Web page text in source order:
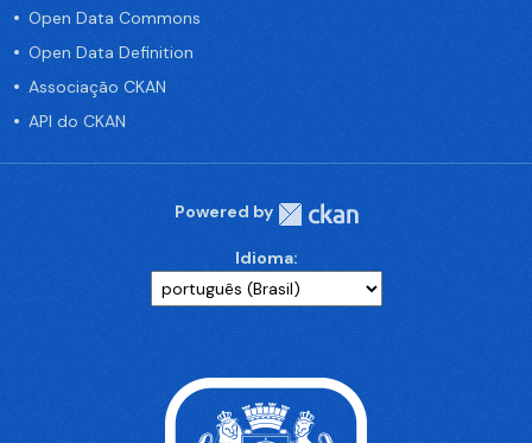
Open Data Commons
Open Data Definition
Associação CKAN
API do CKAN
Powered by
Idioma